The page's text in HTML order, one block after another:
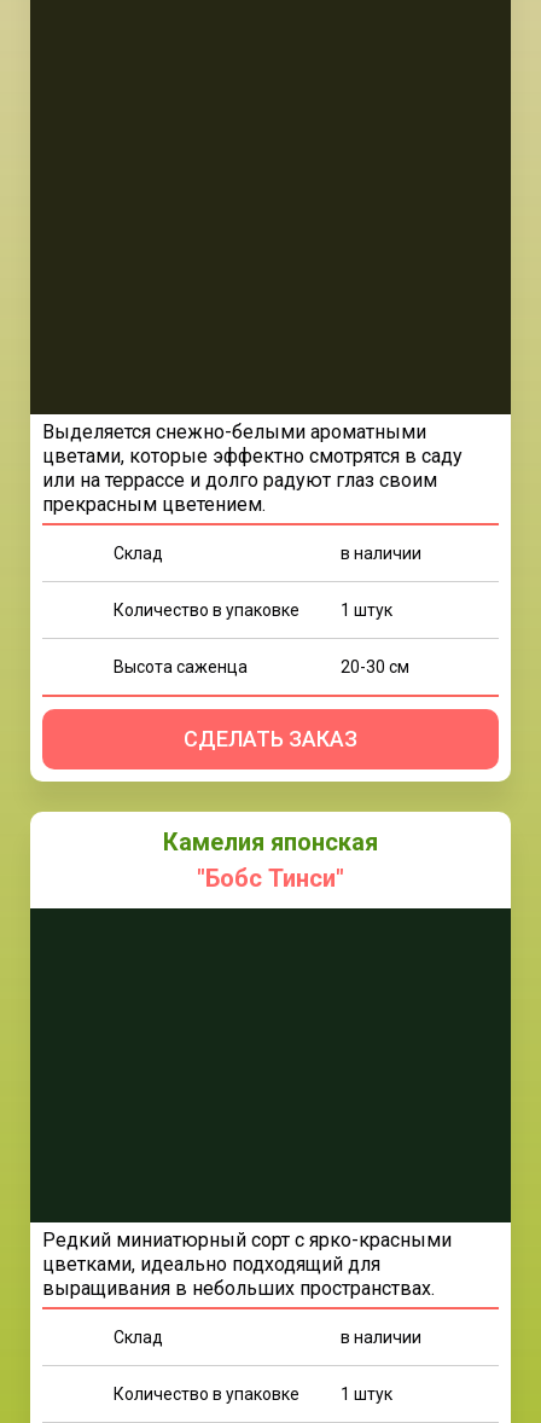
Выделяется снежно-белыми ароматными
цветами, которые эффектно смотрятся в саду
или на террассе и долго радуют глаз своим
прекрасным цветением.
Склад в наличии
Количество в упаковке 1 штук
Высота саженца 20-30 см
СДЕЛАТЬ ЗАКАЗ
Камелия японская
"Бобс Тинси"
Редкий миниатюрный сорт с ярко-красными
цветками, идеально подходящий для
выращивания в небольших пространствах.
Склад в наличии
Количество в упаковке 1 штук